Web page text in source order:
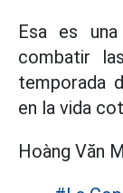
Esa es
combatir
temporada
en la vida
Hoàng Văn